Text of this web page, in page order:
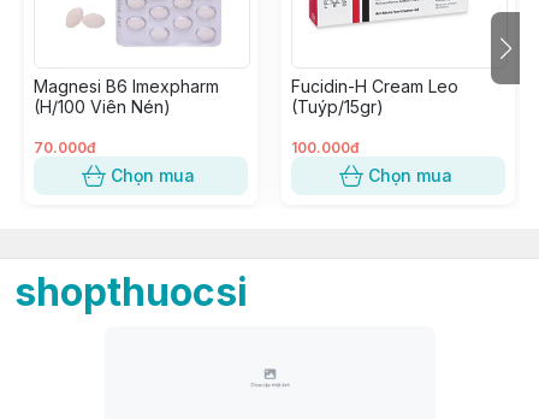
Magnesi B6 Imexpharm
(H/100 Viên Nén)
70.000đ
Chọn mua
Fucidin-H Cream Leo
(Tuýp/15gr)
100.000đ
Chọn mua
shopthuocsi